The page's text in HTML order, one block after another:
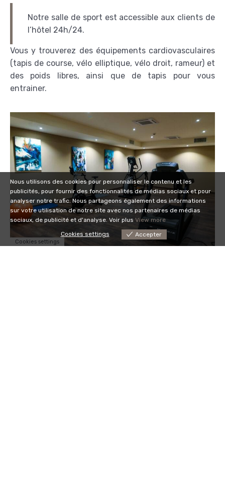
Notre salle de sport est accessible aux clients de
l’hôtel 24h/24.
Vous y trouverez des équipements cardiovasculaires
(tapis de course, vélo elliptique, vélo droit, rameur) et
des poids libres, ainsi que de tapis pour vous
entrainer.
Nous utilisons des cookies pour personnaliser le contenu et les
publicités, pour fournir des fonctionnalités de médias sociaux et pour
analyser notre trafic. Nous partageons également des informations
sur votre utilisation de notre site avec nos partenaires de médias
sociaux, de publicité et d'analyse. Voir plus View more
Cookies settings
Accepter
Cookies settings